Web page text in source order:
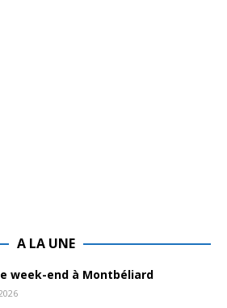
A LA UNE
week-end à Montbéliard